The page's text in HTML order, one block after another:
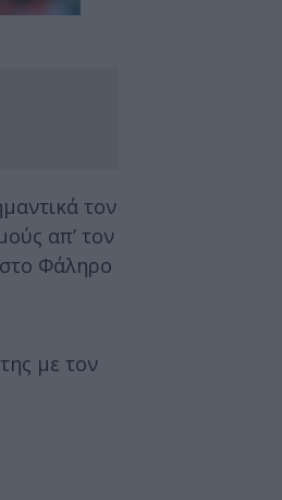
τον
απ’ τον
στο Φάληρο
με τον